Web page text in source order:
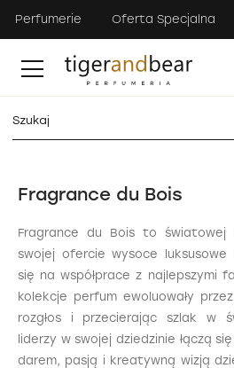
Perfumerie Oferta Specjalna
Fragrance du Bois
Fragrance du Bois to światowej
swojej ofercie wysoce luksusowe
się na współprace z najlepszymi
kolekcje perfum ewoluowały
rozgłos i przecierając szlak w
liderzy w swojej dziedzinie łączą
darem, pasją i kreatywną wizją